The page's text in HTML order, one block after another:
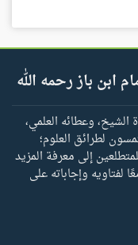
ابن باز رحمه الله
وعطائه العلمي،
لطرائق العلوم؛
إلى معرفة المزيد
لفتاويه وإجاباته على